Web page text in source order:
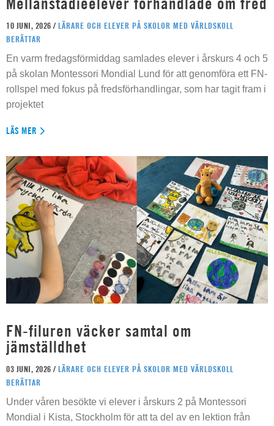
10 JUNI, 2026 / LÄRARE OCH ELEVER PÅ SKOLOR MED VÄRLDSKOLL
BERÄTTAR
En varm fredagsförmiddag samlades elever i årskurs 4 och 5
på skolan Montessori Mondial Lund för att genomföra ett FN-
rollspel med fokus på fredsförhandlingar, som har tagit fram i
projektet
LÄS MER
FN-filuren väcker samtal om
jämställdhet
03 JUNI, 2026 / LÄRARE OCH ELEVER PÅ SKOLOR MED VÄRLDSKOLL
BERÄTTAR
Under våren besökte vi elever i årskurs 2 på Montessori
Mondial i Kista, Stockholm för att ta del av en lektion från